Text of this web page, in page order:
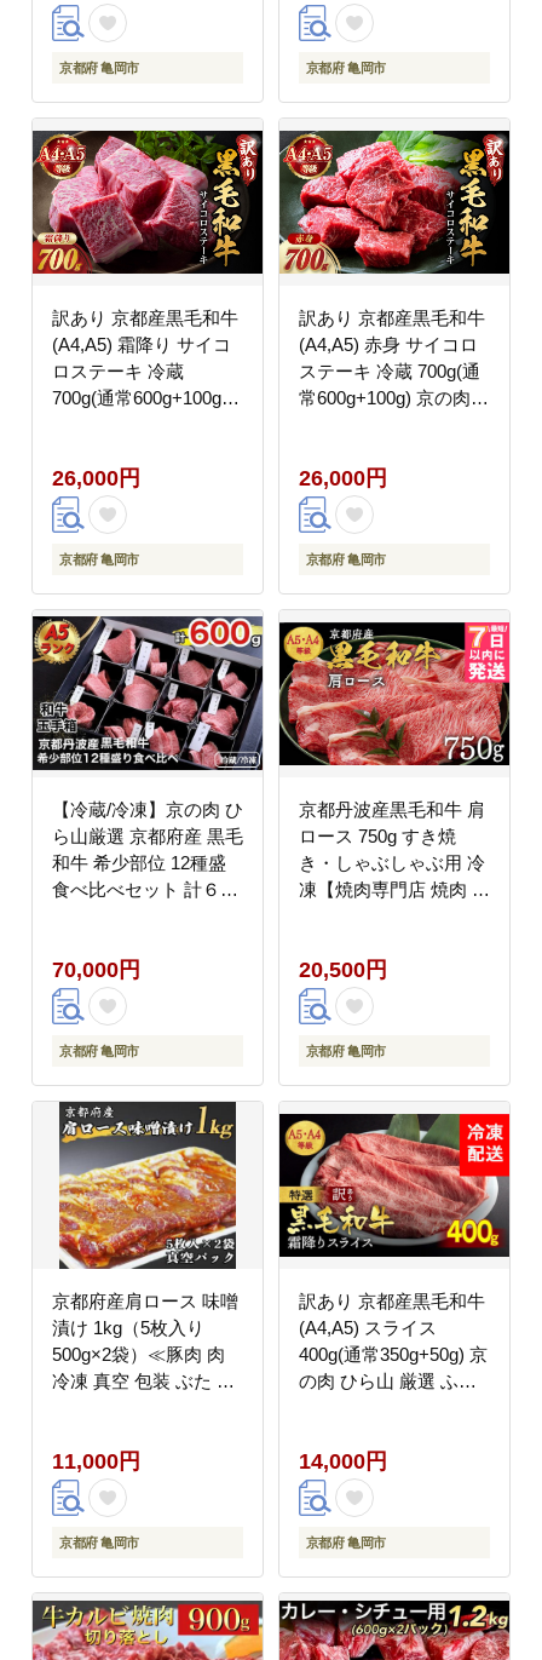
焼き しゃぶしゃぶ
京都府 亀岡市
BBQ タン 塩タン 小分
け 味付き ふるさと納税
牛肉
京都府 亀岡市
訳あり 京都産黒毛和牛
(A4,A5) 霜降り サイコ
ロステーキ 冷蔵
700g(通常600g+100g)
牛 国産 丹波産 ふるさ
と納税ステーキ≫
26,000円
京都府 亀岡市
訳あり 京都産黒毛和牛
(A4,A5) 赤身 サイコロ
ステーキ 冷蔵 700g(通
常600g+100g) 京の肉
産 丹波産 ふるさと納税
ステーキ≫
26,000円
京都府 亀岡市
【冷蔵/冷凍】京の肉 ひ
ら山厳選 京都府産 黒毛
和牛 希少部位 12種盛
食べ比べセット 計６０
70,000円
京都府 亀岡市
京都丹波産黒毛和牛 肩
ロース 750g すき焼
き・しゃぶしゃぶ用 冷
凍【焼肉専門店 焼肉 平
るさと納税 牛肉 しゃぶ
しゃぶ ※離島への配送
不可
20,500円
京都府 亀岡市
京都府産肩ロース 味噌
漬け 1kg（5枚入り
500g×2袋）≪豚肉 肉
冷凍 真空 包装 ぶた 送
11,000円
京都府 亀岡市
訳あり 京都産黒毛和牛
(A4,A5) スライス
400g(通常350g+50g) 京
の肉 ひら山 厳選 ふる
14,000円
京都府 亀岡市